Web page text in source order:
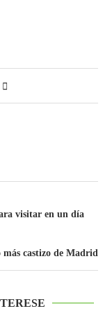
visitar en un día
castizo de Madrid